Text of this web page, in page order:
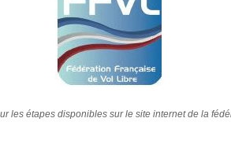
les étapes disponibles sur le site internet de la